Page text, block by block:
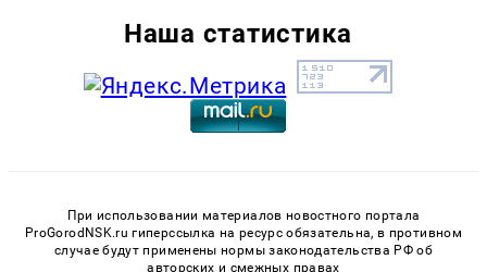
Наша статистика
При использовании материалов новостного портала
ProGorodNSK.ru гиперссылка на ресурс обязательна, в противном
случае будут применены нормы законодательства РФ об
авторских и смежных правах